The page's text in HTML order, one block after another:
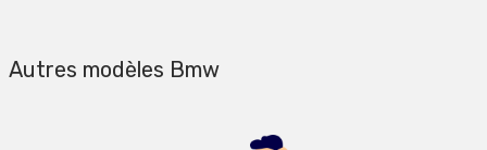
Autres modèles Bmw